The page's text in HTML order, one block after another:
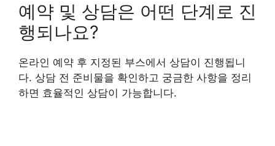
예약 및 상담은 어떤 단계로 진
행되나요?
온라인 예약 후 지정된 부스에서 상담이 진행됩니
다. 상담 전 준비물을 확인하고 궁금한 사항을 정리
하면 효율적인 상담이 가능합니다.